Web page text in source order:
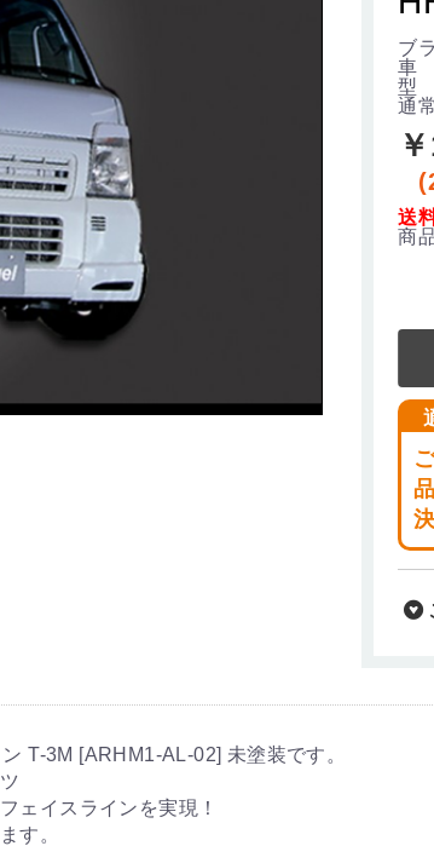
ブ
車
型
通
送
商
T-3M [ARHM1-AL-02] 未塗装です。
ェイスラインを実現！
す。